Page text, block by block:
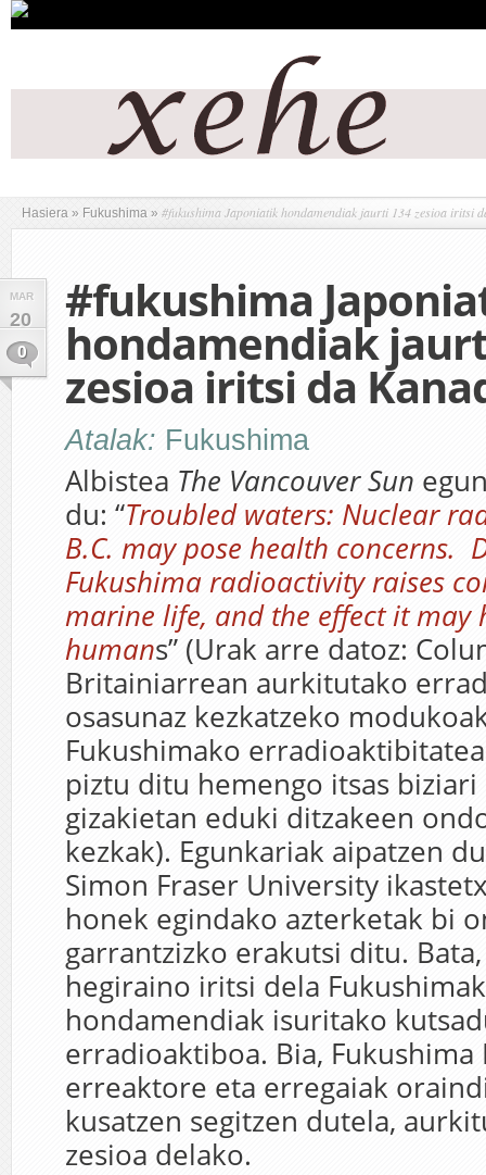
Hasiera » Fukushima » #fukushima Japoniatik hondamendiak jaurti 134 zesioa iritsi
MAR
20
0
#fukushima
hondamendiak
zesioa iritsi da
Atalak: Fukushima
Albistea The Vancouver Sun
du: “Troubled waters: Nuclear
B.C. may pose health concerns.
Fukushima radioactivity raises
marine life, and the effect it may
humans” (Urak arre datoz:
Britainiarrean aurkitutako
osasunaz kezkatzeko
Fukushimako
piztu ditu hemengo itsas
gizakietan eduki ditzakeen
kezkak). Egunkariak aipatzen
Simon Fraser University
honek egindako azterketak bi
garrantzizko erakutsi ditu.
hegiraino iritsi dela
hondamendiak isuritako
erradioaktiboa. Bia, Fukushima
erreaktore eta erregaiak
kusatzen segitzen dutela,
zesioa delako.